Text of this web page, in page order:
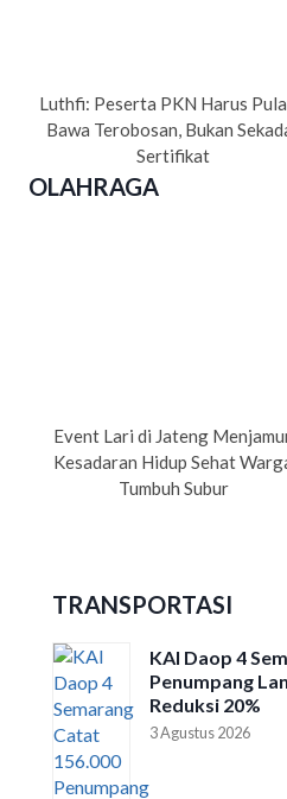
Luthfi: Peserta PKN Harus
Bawa Terobosan, Bukan
Sertifikat
OLAHRAGA
Event Lari di Jateng
Kesadaran Hidup Sehat
Tumbuh Subur
TRANSPORTASI
KAI Daop 4
Penumpang
Reduksi 20%
3 Agustus 2026